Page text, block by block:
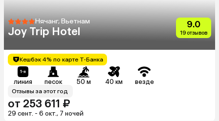
Нячанг, Вьетнам
Joy Trip Hotel
9.0
19 отзывов
Кешбэк 4% по карте Т-Банка
линия песок 50 м 40 км везде
Отзывы за этот год
от 253 611 ₽
29 сент. - 6 окт., 7 ночей